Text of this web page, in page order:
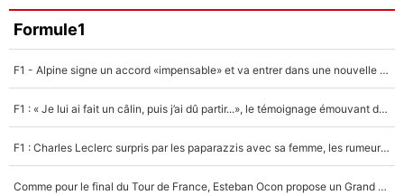
Formule1
F1 - Alpine signe un accord «impensable» et va entrer dans une nouvelle dimension : Grande nouvelle pour Pierre Gasly !
F1 : « Je lui ai fait un câlin, puis j’ai dû partir...», le témoignage émouvant de Max Verstappen sur sa fille
F1 : Charles Leclerc surpris par les paparazzis avec sa femme, les rumeurs étaient vraies !
Comme pour le final du Tour de France, Esteban Ocon propose un Grand Prix de Formule 1 à Paris : «Autour de l’Arc de Triomphe, ce serait génial» !